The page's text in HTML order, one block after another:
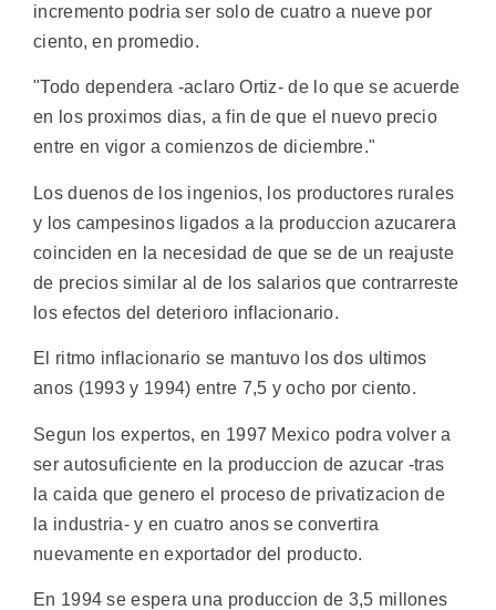
incremento podria ser solo de cuatro a nueve por
ciento, en promedio.
"Todo dependera -aclaro Ortiz- de lo que se acuerde
en los proximos dias, a fin de que el nuevo precio
entre en vigor a comienzos de diciembre."
Los duenos de los ingenios, los productores rurales
y los campesinos ligados a la produccion azucarera
coinciden en la necesidad de que se de un reajuste
de precios similar al de los salarios que contrarreste
los efectos del deterioro inflacionario.
El ritmo inflacionario se mantuvo los dos ultimos
anos (1993 y 1994) entre 7,5 y ocho por ciento.
Segun los expertos, en 1997 Mexico podra volver a
ser autosuficiente en la produccion de azucar -tras
la caida que genero el proceso de privatizacion de
la industria- y en cuatro anos se convertira
nuevamente en exportador del producto.
En 1994 se espera una produccion de 3,5 millones